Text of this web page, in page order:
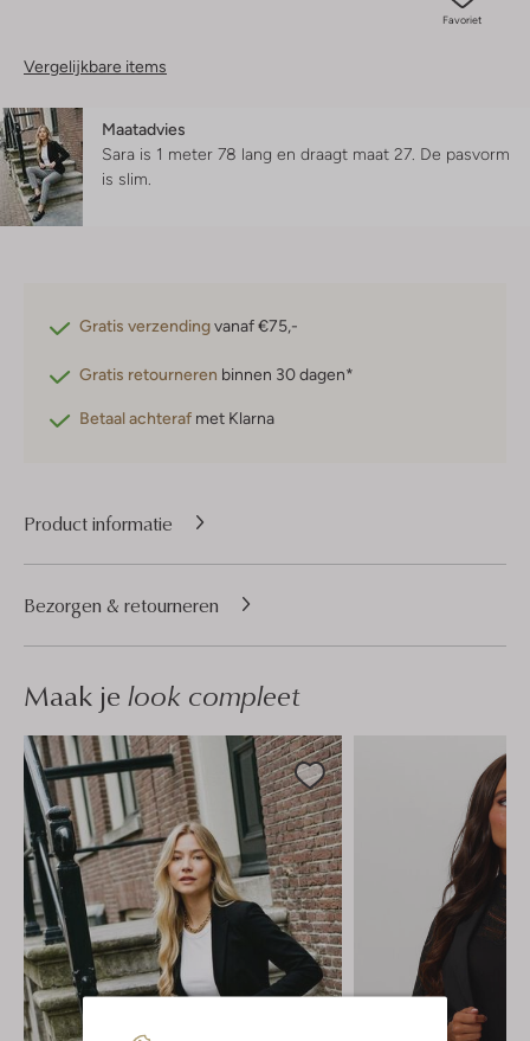
Favoriet
Vergelijkbare items
Maatadvies
Sara is 1 meter 78 lang en draagt maat 27. De pasvorm
is slim
Gratis verzendingvanaf €75,-
Gratis retourneren binnen 30 dagen*
Betaal achteraf met Klarna
Product informatie
Bezorgen & retourneren
Maak je look compleet